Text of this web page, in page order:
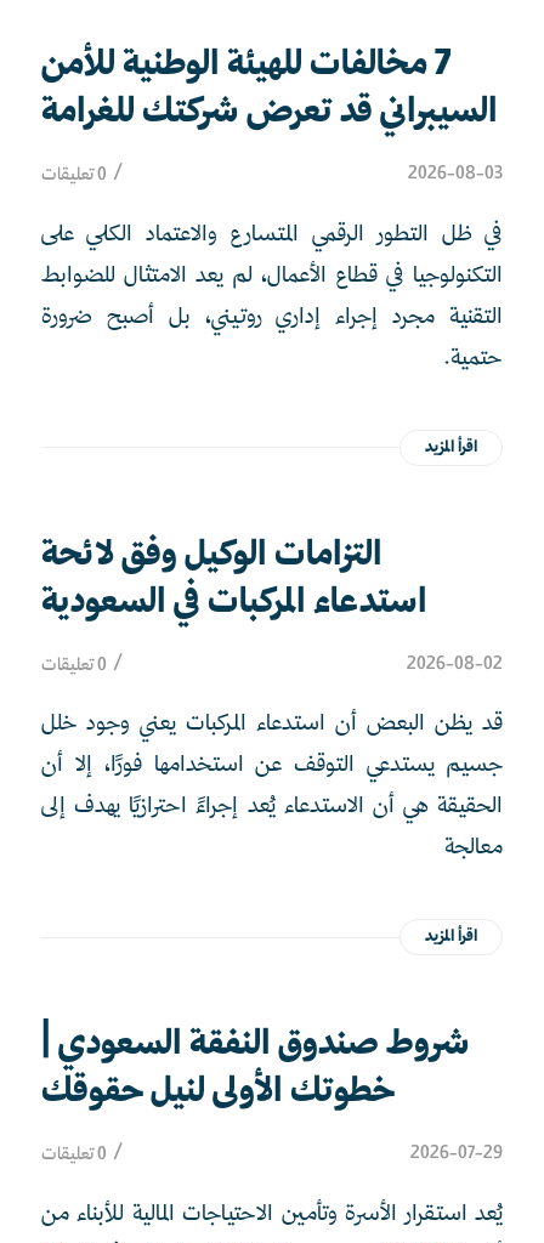
7 مخالفات للهيئة الوطنية للأمن
السيبراني قد تعرض شركتك للغرامة
2026-08-03
/ 0 تعليقات
في ظل التطور الرقمي المتسارع والاعتماد الكلي على
التكنولوجيا في قطاع الأعمال، لم يعد الامتثال للضوابط
التقنية مجرد إجراء إداري روتيني، بل أصبح ضرورة
حتمية.
اقرأ المزيد
التزامات الوكيل وفق لائحة
استدعاء المركبات في السعودية
2026-08-02
/ 0 تعليقات
قد يظن البعض أن استدعاء المركبات يعني وجود خلل
جسيم يستدعي التوقف عن استخدامها فورًا، إلا أن
الحقيقة هي أن الاستدعاء يُعد إجراءً احترازيًا يهدف إلى
معالجة
اقرأ المزيد
شروط صندوق النفقة السعودي |
خطوتك الأولى لنيل حقوقك
2026-07-29
/ 0 تعليقات
يُعد استقرار الأسرة وتأمين الاحتياجات المالية للأبناء من